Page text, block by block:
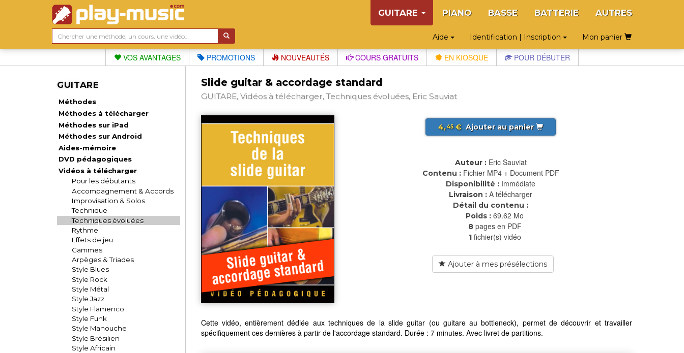
GUITARE PIANO BASSE BATTERIE AUTRES
Aide Identification | Inscription Mon panier
VOS AVANTAGES PROMOTIONS NOUVEAUTÉS COURS GRATUITS EN KIOSQUE POUR DÉBUTER
GUITARE
Méthodes
Méthodes à télécharger
Méthodes sur iPad
Méthodes sur Android
Aides-mémoire
DVD pédagogiques
Vidéos à télécharger
Pour les débutants
Accompagnement & Accords
Improvisation & Solos
Technique
Techniques évoluées
Rythme
Effets de jeu
Gammes
Arpèges & Triades
Style Blues
Style Rock
Style Métal
Style Jazz
Style Flamenco
Style Funk
Style Manouche
Style Brésilien
Style Africain
Slide guitar & accordage standard
GUITARE, Vidéos à télécharger, Techniques évoluées, Eric Sauviat
4,45€ Ajouter au panier
Auteur : Eric Sauviat
Contenu : Fichier MP4 + Document PDF
Disponibilité : Immédiate
Livraison : A télécharger
Détail du contenu :
Poids : 69.62 Mo
8 pages en PDF
1 fichier(s) vidéo
Ajouter à mes présélections
Cette vidéo, entièrement dédiée aux techniques de la slide guitar (ou guitare au bottleneck), permet de découvrir et travailler
spécifiquement ces dernières à partir de l'accordage standard. Durée : 7 minutes. Avec livret de partitions.